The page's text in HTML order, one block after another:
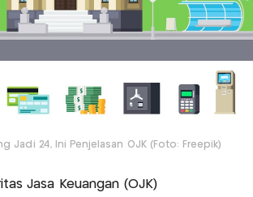
Jadi 24, Ini Penjelasan OJK (Foto: Freepik)
Jasa Keuangan (OJK)